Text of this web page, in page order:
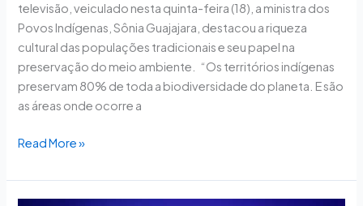
televisão, veiculado nesta quinta-feira (18), a ministra dos
Povos Indígenas, Sônia Guajajara, destacou a riqueza
cultural das populações tradicionais e seu papel na
preservação do meio ambiente. “Os territórios indígenas
preservam 80% de toda a biodiversidade do planeta. E são
as áreas onde ocorre a
Read More »